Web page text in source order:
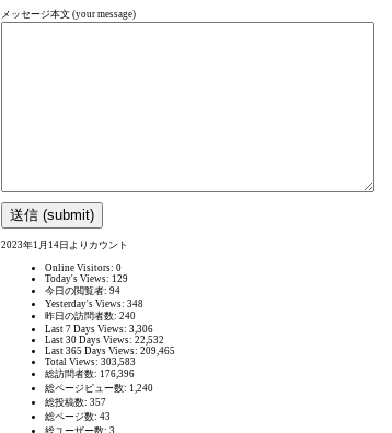
メッセージ本文 (your message)
2023年1月14日よりカウント
Online Visitors: 0
Today's Views: 129
今日の閲覧者: 94
Yesterday's Views: 348
昨日の訪問者数: 240
Last 7 Days Views: 3,306
Last 30 Days Views: 22,532
Last 365 Days Views: 209,465
Total Views: 303,583
総訪問者数: 176,396
総ページビュー数: 1,240
総投稿数: 357
総ページ数: 43